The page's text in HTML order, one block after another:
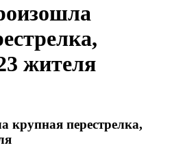
жителя
крупная перестрелка,